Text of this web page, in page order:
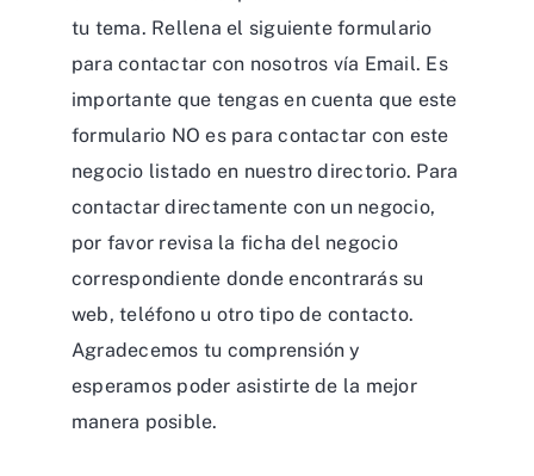
tu tema. Rellena el siguiente formulario
para contactar con nosotros vía Email. Es
importante que tengas en cuenta que este
formulario NO es para contactar con este
negocio listado en nuestro directorio. Para
contactar directamente con un negocio,
por favor revisa la ficha del negocio
correspondiente donde encontrarás su
web, teléfono u otro tipo de contacto.
Agradecemos tu comprensión y
esperamos poder asistirte de la mejor
manera posible.